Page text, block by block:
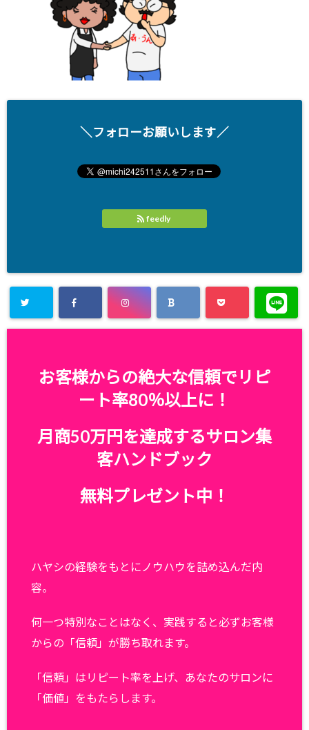
＼フォローお願いします／
feedly
お客様からの絶大な信頼でリピ
ート率80％以上に！
月商50万円を達成するサロン集
客ハンドブック
無料プレゼント中！
ハヤシの経験をもとにノウハウを詰め込んだ内
容。
何一つ特別なことはなく、実践すると必ずお客様
からの「信頼」が勝ち取れます。
「信頼」はリピート率を上げ、あなたのサロンに
「価値」をもたらします。